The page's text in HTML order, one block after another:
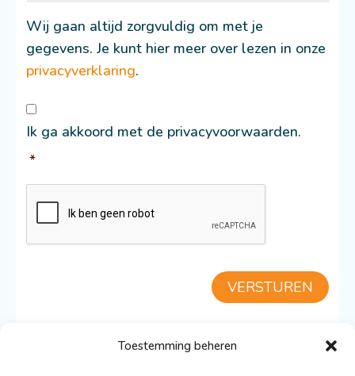
Toestemming beheren
Wij gaan altijd zorgvuldig om met je
gegevens. Je kunt hier meer over lezen in onze
privacyverklaring.
Consent
Ik ga akkoord met de privacyvoorwaarden.
*
VERSTUREN
TERUG NAAR DE CATAMARAN